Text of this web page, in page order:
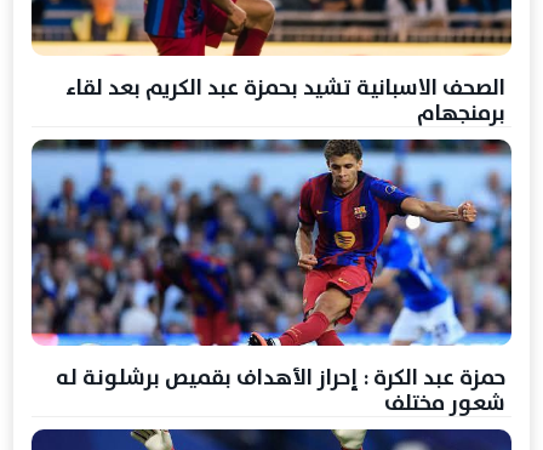
الصحف الاسبانية تشيد بحمزة عبد الكريم بعد لقاء
برمنجهام
حمزة عبد الكرة : إحراز الأهداف بقميص برشلونة له
شعور مختلف